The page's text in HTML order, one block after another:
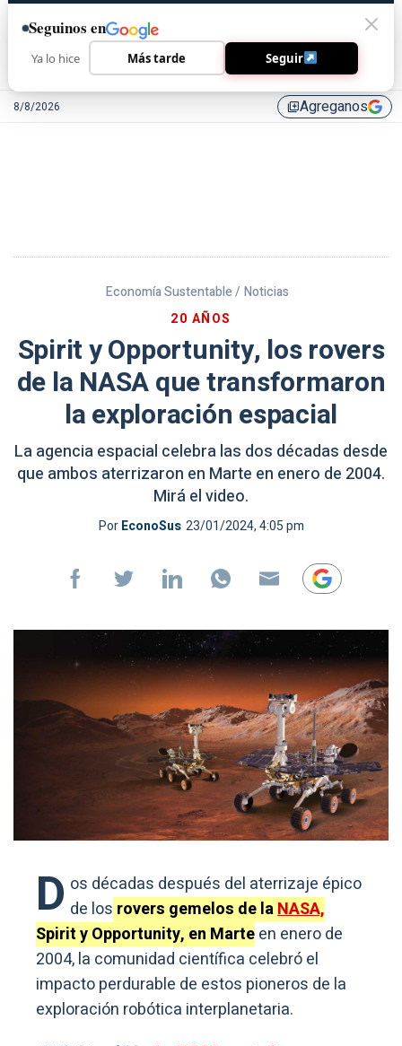
8/8/2026 library_addAgreganos
Economía Sustentable / Noticias
20 AÑOS
Spirit y Opportunity, los rovers
de la NASA que transformaron
la exploración espacial
La agencia espacial celebra las dos décadas desde
que ambos aterrizaron en Marte en enero de 2004.
Mirá el video.
PorEconoSus 23/01/2024, 4:05 pm
D os décadas después del aterrizaje épico
de los rovers gemelos de laNASA,
Spirit y Opportunity, en Marteen enero de
2004, la comunidad científica celebró el
impacto perdurable de estos pioneros de la
exploración robótica interplanetaria.
Seguinos en
Ya lo hice Más tarde Seguir